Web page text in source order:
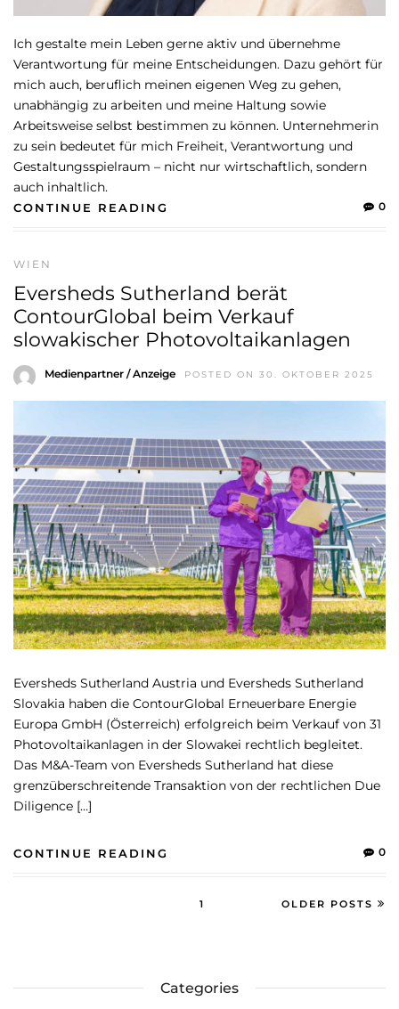
Ich gestalte mein Leben gerne aktiv und übernehme
Verantwortung für meine Entscheidungen. Dazu gehört für
mich auch, beruflich meinen eigenen Weg zu gehen,
unabhängig zu arbeiten und meine Haltung sowie
Arbeitsweise selbst bestimmen zu können. Unternehmerin
zu sein bedeutet für mich Freiheit, Verantwortung und
Gestaltungsspielraum – nicht nur wirtschaftlich, sondern
auch inhaltlich.
CONTINUE READING 0
WIEN
Eversheds Sutherland berät
ContourGlobal beim Verkauf
slowakischer Photovoltaikanlagen
Medienpartner / Anzeige POSTED ON 30. OKTOBER 2025
Eversheds Sutherland Austria und Eversheds Sutherland
Slovakia haben die ContourGlobal Erneuerbare Energie
Europa GmbH (Österreich) erfolgreich beim Verkauf von 31
Photovoltaikanlagen in der Slowakei rechtlich begleitet.
Das M&A-Team von Eversheds Sutherland hat diese
grenzüberschreitende Transaktion von der rechtlichen Due
Diligence […]
CONTINUE READING 0
1 OLDER POSTS
Categories